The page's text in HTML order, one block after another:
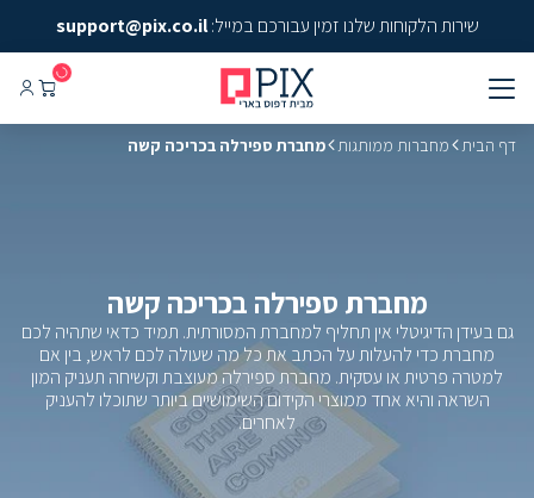
שירות הלקוחות שלנו זמין עבורכם במייל:support@pix.co.il
דף הבית מחברות ממותגות מחברת ספירלה בכריכה קשה
מחברת ספירלה בכריכה קשה
גם בעידן הדיגיטלי אין תחליף למחברת המסורתית. תמיד כדאי שתהיה לכם
מחברת כדי להעלות על הכתב את כל מה שעולה לכם לראש, בין אם
למטרה פרטית או עסקית. מחברת ספירלה מעוצבת וקשיחה תעניק המון
השראה והיא אחד ממוצרי הקידום השימושיים ביותר שתוכלו להעניק
לאחרים.